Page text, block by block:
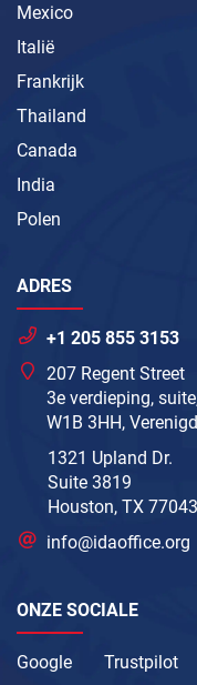
Mexico
Italië
Frankrijk
Thailand
Canada
India
Polen
ADRES
+1 205 855 3153
207 Regent Street
3e verdieping,
W1B 3HH,
1321 Upland Dr.
Suite 3819
Houston, TX
info@idaoffice.org
ONZE SOCIALE
Google Trustpilot